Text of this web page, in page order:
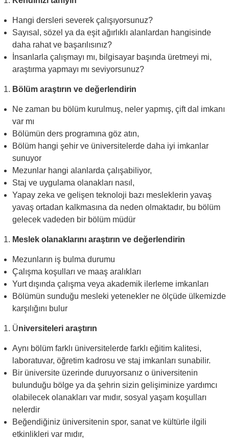
Hangi dersleri severek çalışıyorsunuz?
Sayısal, sözel ya da eşit ağırlıklı alanlardan hangisinde
daha rahat ve başarılısınız?
İnsanlarla çalışmayı mı, bilgisayar başında üretmeyi mi,
araştırma yapmayı mı seviyorsunuz?
Bölüm araştırın ve değerlendirin
Ne zaman bu bölüm kurulmuş, neler yapmış, çift dal imkanı
var mı
Bölümün ders programına göz atın,
Bölüm hangi şehir ve üniversitelerde daha iyi imkanlar
sunuyor
Mezunlar hangi alanlarda çalışabiliyor,
Staj ve uygulama olanakları nasıl,
Yapay zeka ve gelişen teknoloji bazı mesleklerin yavaş
yavaş ortadan kalkmasına da neden olmaktadır, bu bölüm
gelecek vadeden bir bölüm müdür
Meslek olanaklarını araştırın ve değerlendirin
Mezunların iş bulma durumu
Çalışma koşulları ve maaş aralıkları
Yurt dışında çalışma veya akademik ilerleme imkanları
Bölümün sunduğu mesleki yetenekler ne ölçüde ülkemizde
karşılığını bulur
Üniversiteleri araştırın
Aynı bölüm farklı üniversitelerde farklı eğitim kalitesi,
laboratuvar, öğretim kadrosu ve staj imkanları sunabilir.
Bir üniversite üzerinde duruyorsanız o üniversitenin
bulunduğu bölge ya da şehrin sizin gelişiminize yardımcı
olabilecek olanakları var mıdır, sosyal yaşam koşulları
nelerdir
Beğendiğiniz üniversitenin spor, sanat ve kültürle ilgili
etkinlikleri var mıdır,